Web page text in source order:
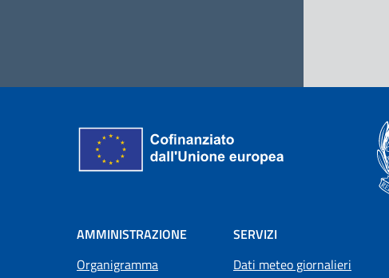
AMMINISTRAZIONE
Organigramma
SERVIZI
Dati meteo giornalieri